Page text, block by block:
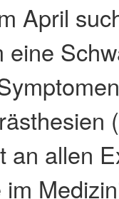
April
an allen